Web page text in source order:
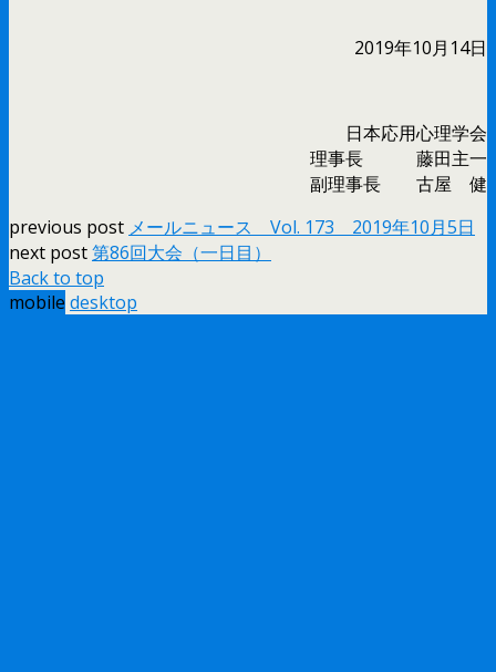
2019年10月14日
日本応用心理学会
理事長 藤田主一
副理事長 古屋 健
previous post メールニュース Vol. 173 2019年10月5日
next post第86回大会（一日目）
Back to top
mobile desktop